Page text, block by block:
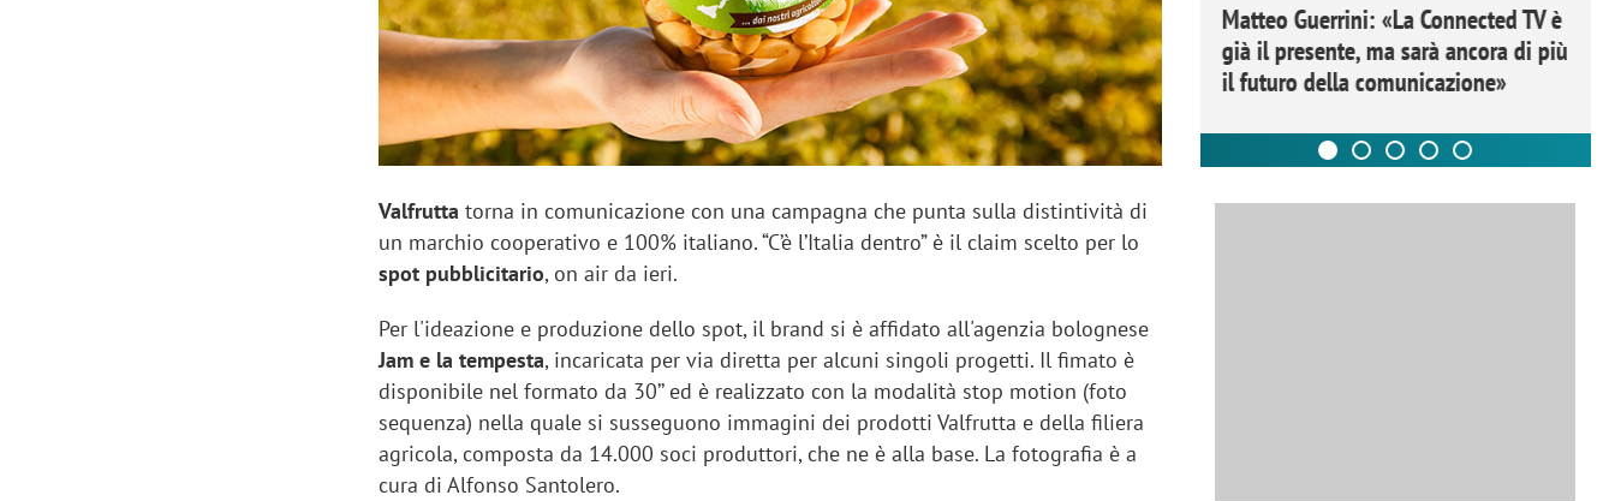
Valfrutta torna in comunicazione con una campagna che punta sulla distintività di
un marchio cooperativo e 100% italiano. “C’è l’Italia dentro” è il claim scelto per lo
spot pubblicitario, on air da ieri.
Per l'ideazione e produzione dello spot, il brand si è affidato all'agenzia bolognese
Jam e la tempesta, incaricata per via diretta per alcuni singoli progetti. Il fimato è
disponibile nel formato da 30’’ ed è realizzato con la modalità stop motion (foto
sequenza) nella quale si susseguono immagini dei prodotti Valfrutta e della filiera
agricola, composta da 14.000 soci produttori, che ne è alla base. La fotografia è a
cura di Alfonso Santolero.
Manassero, Samsung Ads: «Con Total
Perez, Samsung Ads: «L'Italia è un
mercato strategico e continuerà a
crescere»
Networking agli eventi: come la
startup Kicè punta a eliminare lo
"spreco di relazioni"
Matteo Guerrini: «La Connected TV è
già il presente, ma sarà ancora di più
il futuro della comunicazione»